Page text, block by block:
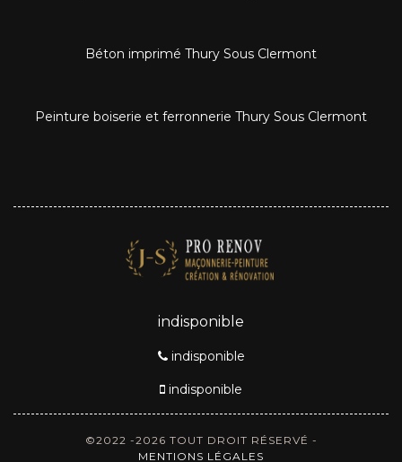
Béton imprimé Thury Sous Clermont
Peinture boiserie et ferronnerie Thury Sous Clermont
indisponible
indisponible
indisponible
©2022 -2026 TOUT DROIT RÉSERVÉ -
MENTIONS LÉGALES